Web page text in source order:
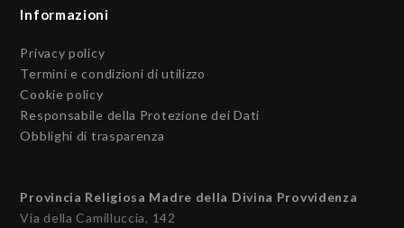
Informazioni
Privacy policy
Termini e condizioni di utilizzo
Cookie policy
Responsabile della Protezione dei Dati
Obblighi di trasparenza
Provincia Religiosa Madre della Divina Provvidenza
Via della Camilluccia, 142